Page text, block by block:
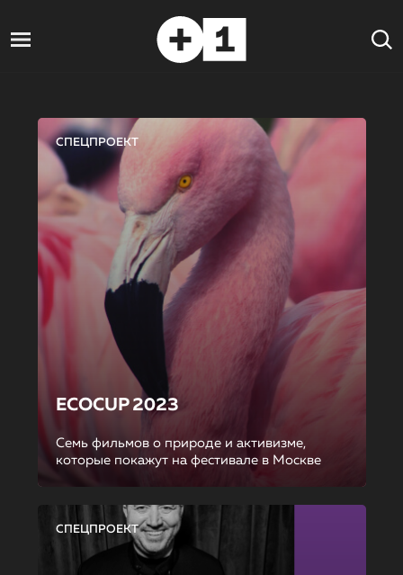
СПЕЦПРОЕКТ
ECOCUP 2023
Семь фильмов о природе и активизме,
которые покажут на фестивале в Москве
СПЕЦПРОЕКТ